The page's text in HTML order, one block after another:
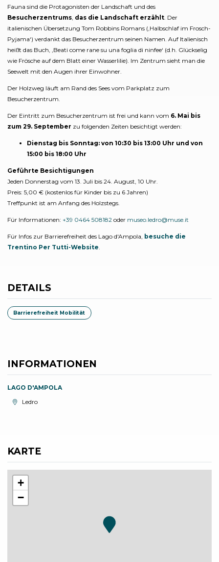
Fauna sind die Protagonisten der Landschaft und des
Besucherzentrums das die Landschaft erzählt . Der
italienischen Übersetzung Tom Robbins Romans (‚Halbschlaf im Frosch-
Pyjama‘) verdankt das Besucherzentrum seinen Namen. Auf Italienisch
heißt das Buch, ‚Beati come rane su una foglia di ninfee‘ (d.h. Glückselig
wie Frösche auf dem Blatt einer Wasserlilie). Im Zentrum sieht man die
Seewelt mit den Augen ihrer Einwohner.
Der Holzweg läuft am Rand des Sees vom Parkplatz zum
Besucherzentrum.
Der Eintritt zum Besucherzentrum ist frei und kann vom 6. Mai bis
zum 29. September zu folgenden Zeiten besichtigt werden:
Dienstag bis Sonntag: von 10:30 bis 13:00 Uhr und von
15:00 bis 18:00 Uhr
Geführte Besichtigungen
Jeden Donnerstag vom 13. Juli bis 24. August, 10 Uhr.
Preis: 5,00 € (kostenlos für Kinder bis zu 6 Jahren)
Treffpunkt ist am Anfang des Holzstegs.
Für Informationen: +39 0464 508182 oder museo.ledro@muse.it
Für Infos zur Barrierefreiheit des Lago d'Ampola, besuche die
Trentino Per Tutti-Website
DETAILS
Barrierefreiheit Mobilität
INFORMATIONEN
LAGO D'AMPOLA
aria.location:
Ledro
KARTE
+
−